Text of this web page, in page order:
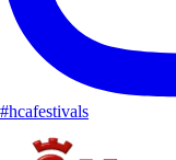
#hcafestivals